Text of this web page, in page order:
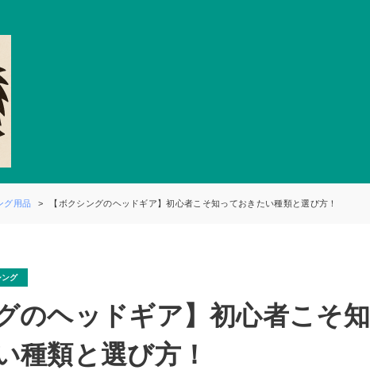
グ用品 【ボクシングのヘッドギア】初心者こそ知っておきたい種類と選び方！
ング
のヘッドギア】初心者こそ知
種類と選び方！